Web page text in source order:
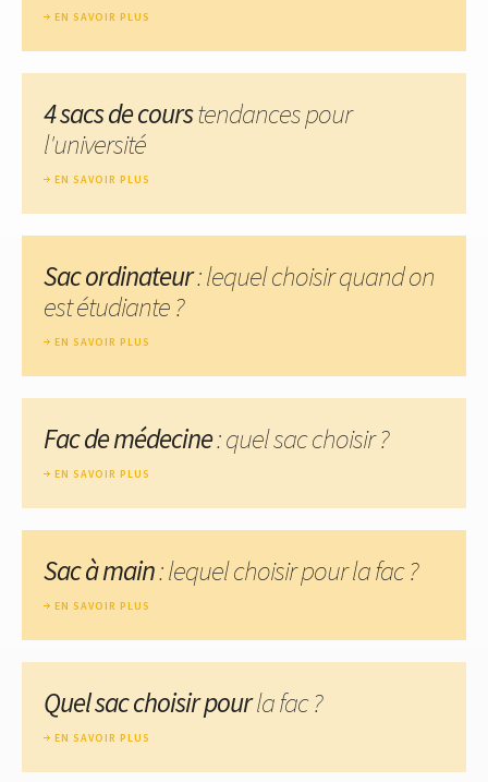
EN SAVOIR PLUS
4 sacs de courstendances pour
l'université
EN SAVOIR PLUS
Sac ordinateur: lequel choisir quand on
est étudiante ?
EN SAVOIR PLUS
Fac de médecine: quel sac choisir ?
EN SAVOIR PLUS
Sac à main: lequel choisir pour la fac ?
EN SAVOIR PLUS
Quel sac choisir pourla fac ?
EN SAVOIR PLUS